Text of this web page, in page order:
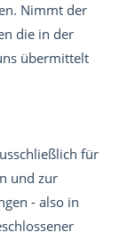
Nimmt der
die in der
übermittelt
für
und zur
- also in